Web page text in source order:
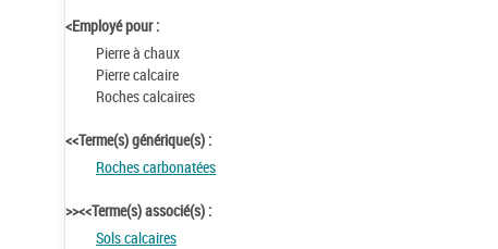
<Employé pour :
Pierre à chaux
Pierre calcaire
Roches calcaires
<<Terme(s) générique(s) :
Roches carbonatées
>><<Terme(s) associé(s) :
Sols calcaires